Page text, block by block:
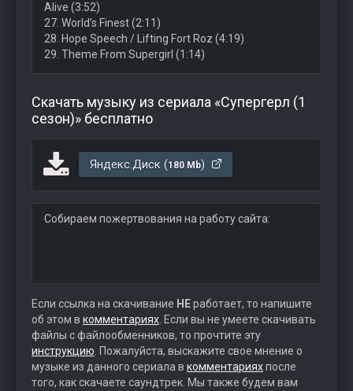
Alive (3:52)
27. World’s Finest (2:11)
28. Hope Speech / Lifting Fort Roz (4:19)
29. Theme From Supergirl (1:14)
Скачать музыку из сериала «Супергерл (1
сезон)» бесплатно
Яндекс.Диск (180 Mb)
Собираем пожертвования на работу сайта:
Если ссылка на скачивание НЕработает, то напишите
об этом в комментариях . Если вы не умеете скачивать
файлы с файлообменников, то прочтите эту
инструкцию . Пожалуйста, выскажите свое мнение о
музыке из данного сериала в комментарияхпосле
того, как скачаете саундтрек. Мы также будем вам